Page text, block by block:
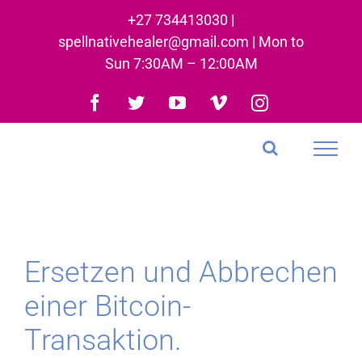
+27 734413030 |
spellnativehealer@gmail.com | Mon to
Sun 7:30AM – 12:00AM
Facebook
TwitterYouTubeVimeoInstagram
Ersetzen und Abbrechen
einer Bitcoin-
Transaktion.